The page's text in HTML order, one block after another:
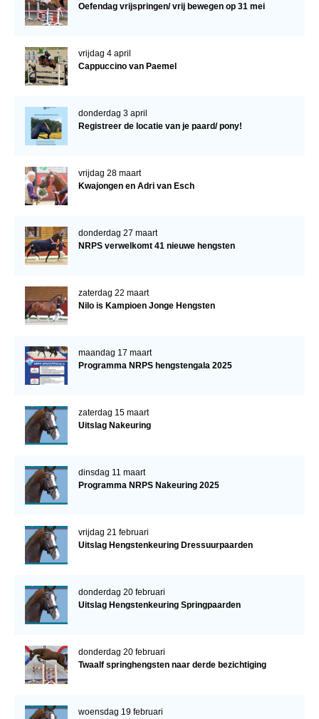
Oefendag vrijspringen/ vrij bewegen op 31 mei
vrijdag 4 april
Cappuccino van Paemel
donderdag 3 april
Registreer de locatie van je paard/ pony!
vrijdag 28 maart
Kwajongen en Adri van Esch
donderdag 27 maart
NRPS verwelkomt 41 nieuwe hengsten
zaterdag 22 maart
Nilo is Kampioen Jonge Hengsten
maandag 17 maart
Programma NRPS hengstengala 2025
zaterdag 15 maart
Uitslag Nakeuring
dinsdag 11 maart
Programma NRPS Nakeuring 2025
vrijdag 21 februari
Uitslag Hengstenkeuring Dressuurpaarden
donderdag 20 februari
Uitslag Hengstenkeuring Springpaarden
donderdag 20 februari
Twaalf springhengsten naar derde bezichtiging
woensdag 19 februari